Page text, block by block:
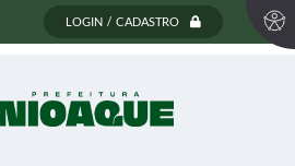
LOGIN / CADASTRO